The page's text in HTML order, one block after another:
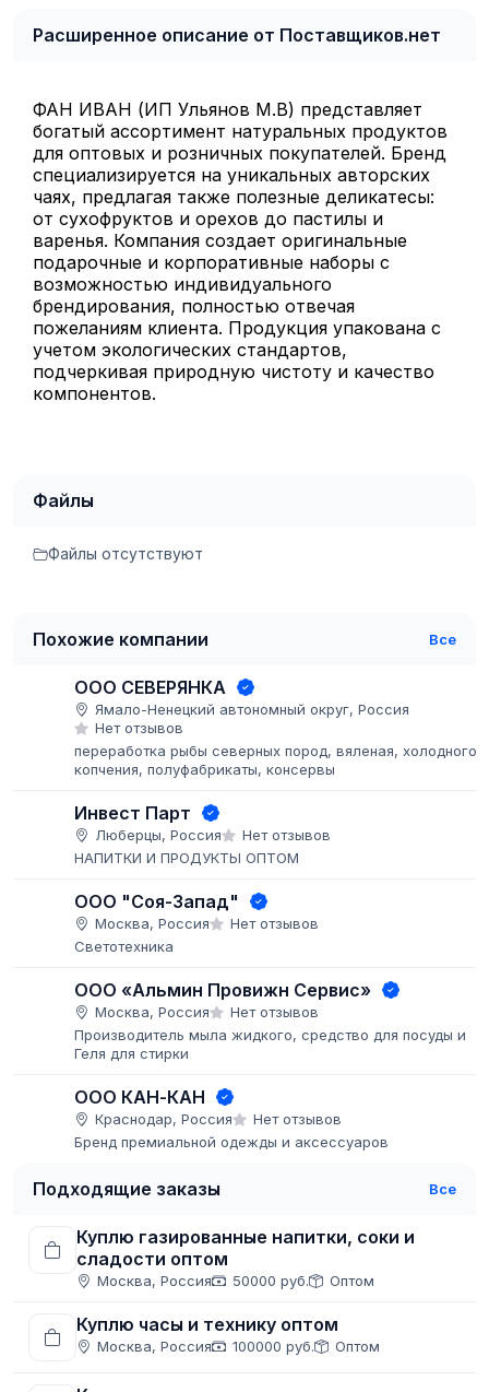
Расширенное описание от Поставщиков.нет
ФАН ИВАН (ИП Ульянов М.В) представляет
богатый ассортимент натуральных продуктов
для оптовых и розничных покупателей. Бренд
специализируется на уникальных авторских
чаях, предлагая также полезные деликатесы:
от сухофруктов и орехов до пастилы и
варенья. Компания создает оригинальные
подарочные и корпоративные наборы с
возможностью индивидуального
брендирования, полностью отвечая
пожеланиям клиента. Продукция упакована с
учетом экологических стандартов,
подчеркивая природную чистоту и качество
компонентов.
Файлы
Файлы отсутствуют
Похожие компании Все
ООО СЕВЕРЯНКА
Ямало-Ненецкий автономный округ, Россия
Нет отзывов
переработка рыбы северных пород, вяленая, холодного
копчения, полуфабрикаты, консервы
Инвест Парт
Люберцы, Россия
Нет отзывов
НАПИТКИ И ПРОДУКТЫ ОПТОМ
ООО "Соя-Запад"
Москва, Россия
Нет отзывов
Светотехника
ООО «Альмин Провижн Сервис»
Москва, Россия
Нет отзывов
Производитель мыла жидкого, средство для посуды и
Геля для стирки
ООО КАН-КАН
Краснодар, Россия
Нет отзывов
Бренд премиальной одежды и аксессуаров
Подходящие заказы Все
Куплю газированные напитки, соки и
сладости оптом
Москва, Россия 50000 руб. Оптом
Куплю часы и технику оптом
Москва, Россия 100000 руб. Оптом